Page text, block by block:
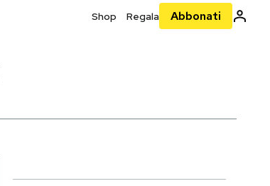
Shop Regala Abbonati